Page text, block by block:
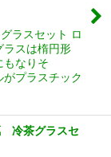
ラスセット ロ
ラスは楕円形
なりそ
プラスチック
冷茶グラスセ